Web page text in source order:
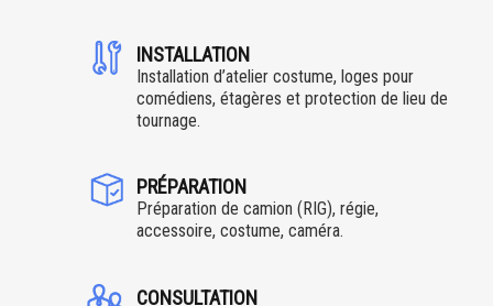
INSTALLATION
Installation d’atelier costume, loges pour
comédiens, étagères et protection de lieu de
tournage.
PRÉPARATION
Préparation de camion (RIG), régie,
accessoire, costume, caméra.
CONSULTATION